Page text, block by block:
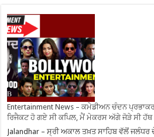
Entertainment News – ਕਮੇਡੀਅਨ ਚੰਦਨ
ਰਿਜੈਕਟ ਹੋ ਗਏ ਸੀ ਕਪਿਲ, ਮੈਂ ਮੇਕਰਸ ਅੱਗੇ ਜੋੜੇ ਸੀ ਹੱਥ
Jalandhar – ਸ੍ਰੀ ਅਕਾਲ ਤਖ਼ਤ ਸਾਹਿਬ ਵੱਲੋਂ